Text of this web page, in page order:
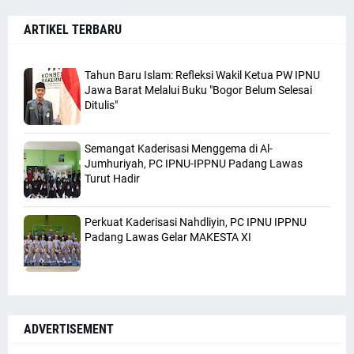
ARTIKEL TERBARU
Tahun Baru Islam: Refleksi Wakil Ketua PW IPNU
Jawa Barat Melalui Buku "Bogor Belum Selesai
Ditulis"
Semangat Kaderisasi Menggema di Al-
Jumhuriyah, PC IPNU-IPPNU Padang Lawas
Turut Hadir
Perkuat Kaderisasi Nahdliyin, PC IPNU IPPNU
Padang Lawas Gelar MAKESTA XI
ADVERTISEMENT